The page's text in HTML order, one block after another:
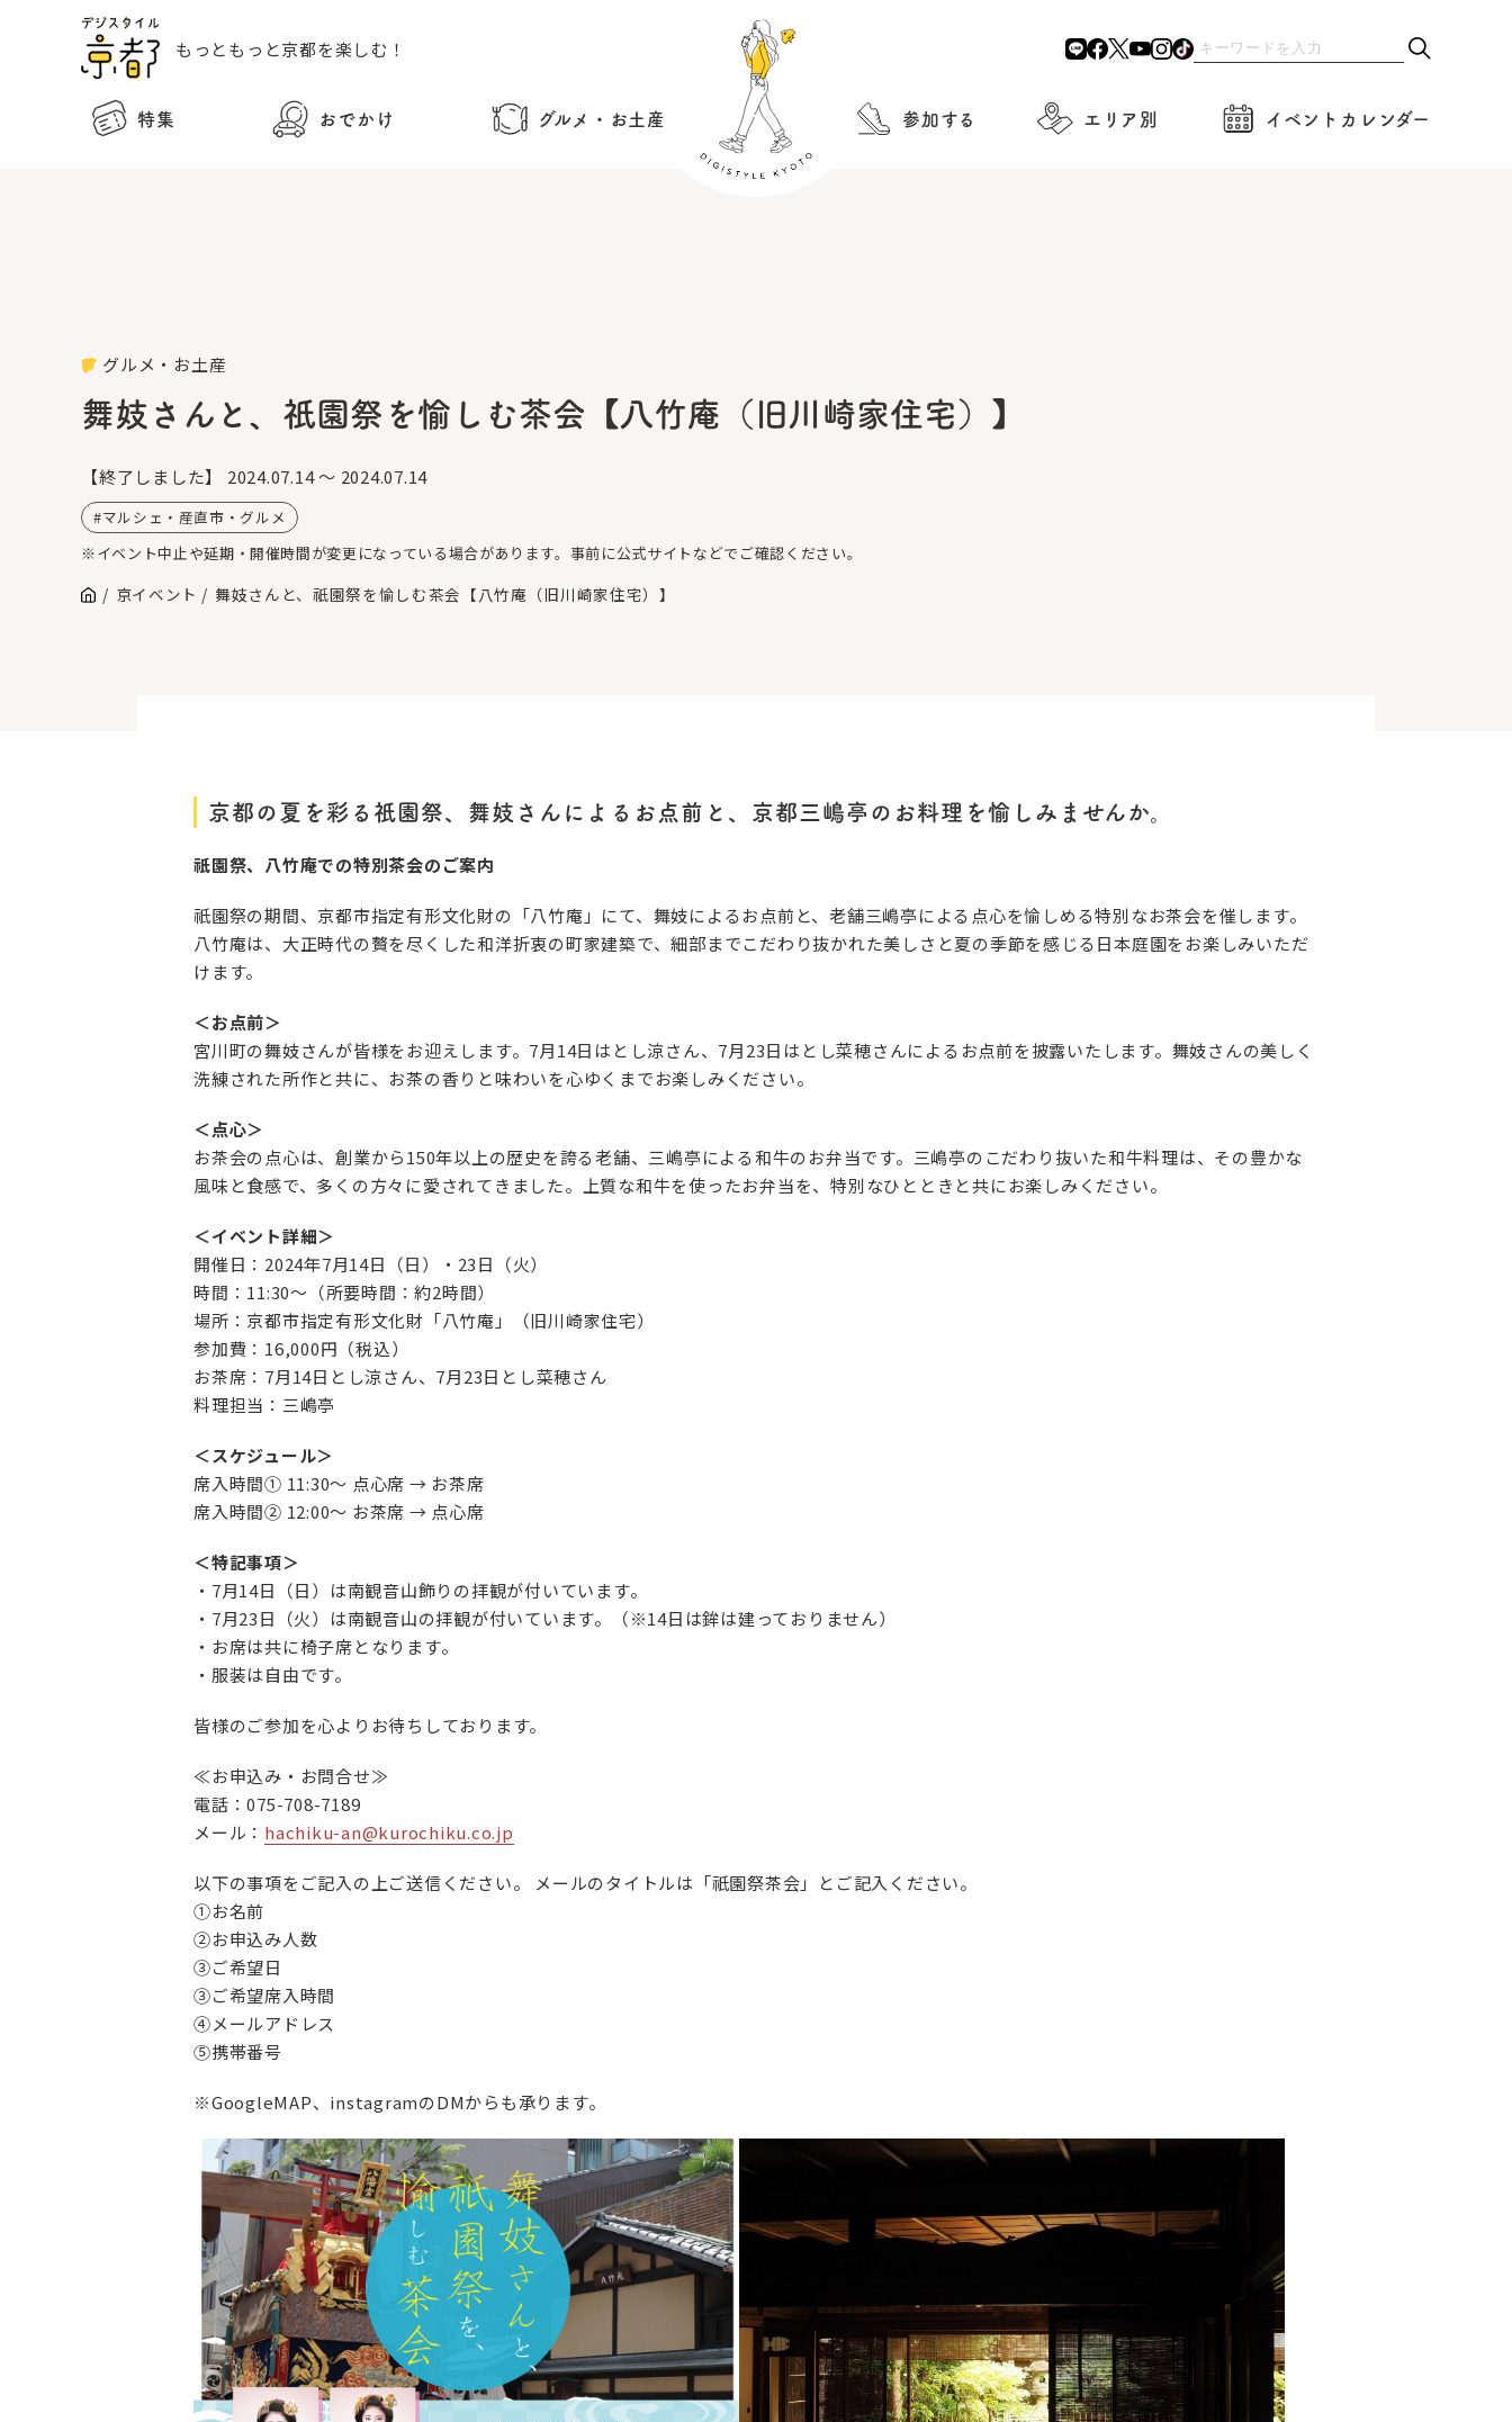
もっともっと京都を楽しむ！
特集 おでかけ グルメ・お土産 参加する エリア別 イベントカレンダー
グルメ・お土産
舞妓さんと、祇園祭を愉しむ茶会【八竹庵（旧川崎家住宅）】
【終了しました】 2024.07.14 ～ 2024.07.14
マルシェ・産直市・グルメ
※イベント中止や延期・開催時間が変更になっている場合があります。事前に公式サイトなどでご確認ください。
京イベント 舞妓さんと、祇園祭を愉しむ茶会【八竹庵（旧川崎家住宅）】
京都の夏を彩る祇園祭、舞妓さんによるお点前と、京都三嶋亭のお料理を愉しみませんか。
祇園祭、八竹庵での特別茶会のご案内
祇園祭の期間、京都市指定有形文化財の「八竹庵」にて、舞妓によるお点前と、老舗三嶋亭による点心を愉しめる特別なお茶会を催します。
八竹庵は、大正時代の贅を尽くした和洋折衷の町家建築で、細部までこだわり抜かれた美しさと夏の季節を感じる日本庭園をお楽しみいただ
けます。
＜お点前＞
宮川町の舞妓さんが皆様をお迎えします。7月14日はとし涼さん、7月23日はとし菜穂さんによるお点前を披露いたします。舞妓さんの美しく
洗練された所作と共に、お茶の香りと味わいを心ゆくまでお楽しみください。
＜点心＞
お茶会の点心は、創業から150年以上の歴史を誇る老舗、三嶋亭による和牛のお弁当です。三嶋亭のこだわり抜いた和牛料理は、その豊かな
風味と食感で、多くの方々に愛されてきました。上質な和牛を使ったお弁当を、特別なひとときと共にお楽しみください。
＜イベント詳細＞
開催日：2024年7月14日（日）・23日（火）
時間：11:30〜（所要時間：約2時間）
場所：京都市指定有形文化財「八竹庵」（旧川崎家住宅）
参加費：16,000円（税込）
お茶席：7月14日とし涼さん、7月23日とし菜穂さん
料理担当：三嶋亭
＜スケジュール＞
席入時間① 11:30〜 点心席 → お茶席
席入時間② 12:00〜 お茶席 → 点心席
＜特記事項＞
・7月14日（日）は南観音山飾りの拝観が付いています。
・7月23日（火）は南観音山の拝観が付いています。（※14日は鉾は建っておりません）
・お席は共に椅子席となります。
・服装は自由です。
皆様のご参加を心よりお待ちしております。
≪お申込み・お問合せ≫
電話：075-708-7189
メール： hachiku-an@kurochiku.co.jp
以下の事項をご記入の上ご送信ください。 メールのタイトルは「祇園祭茶会」とご記入ください。
①お名前
②お申込み人数
③ご希望日
③ご希望席入時間
④メールアドレス
⑤携帯番号
※GoogleMAP、instagramのDMからも承ります。